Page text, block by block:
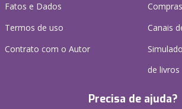
Fatos e Dados
Termos de uso
Contrato com o Autor
Canais
de livros
Precisa de ajuda?